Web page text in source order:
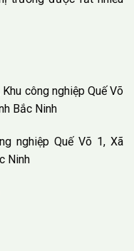
công nghiệp Quế Võ
Bắc Ninh
nghiệp Quế Võ 1, Xã
Ninh